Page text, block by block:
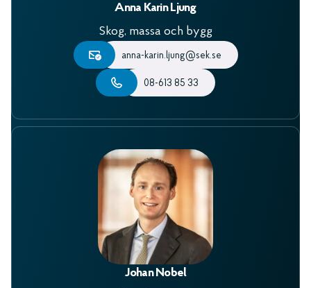
Anna Karin Ljung
Skog, massa och bygg
anna-karin.ljung@sek.se
08-613 85 33
Johan Nobel